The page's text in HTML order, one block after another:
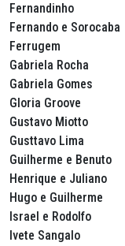
Fernandinho
Fernando e Sorocaba
Ferrugem
Gabriela Rocha
Gabriela Gomes
Gloria Groove
Gustavo Miotto
Gusttavo Lima
Guilherme e Benuto
Henrique e Juliano
Hugo e Guilherme
Israel e Rodolfo
Ivete Sangalo